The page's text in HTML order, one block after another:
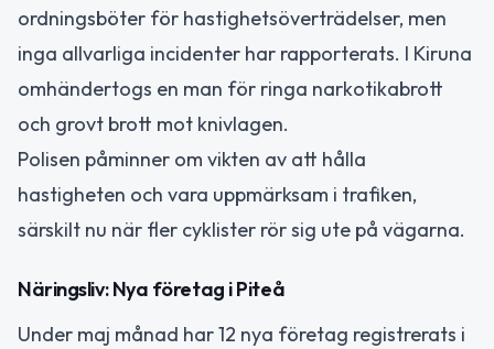
ordningsböter för hastighetsöverträdelser, men
inga allvarliga incidenter har rapporterats. I Kiruna
omhändertogs en man för ringa narkotikabrott
och grovt brott mot knivlagen.
Polisen påminner om vikten av att hålla
hastigheten och vara uppmärksam i trafiken,
särskilt nu när fler cyklister rör sig ute på vägarna.
Näringsliv: Nya företag i Piteå
Under maj månad har 12 nya företag registrerats i